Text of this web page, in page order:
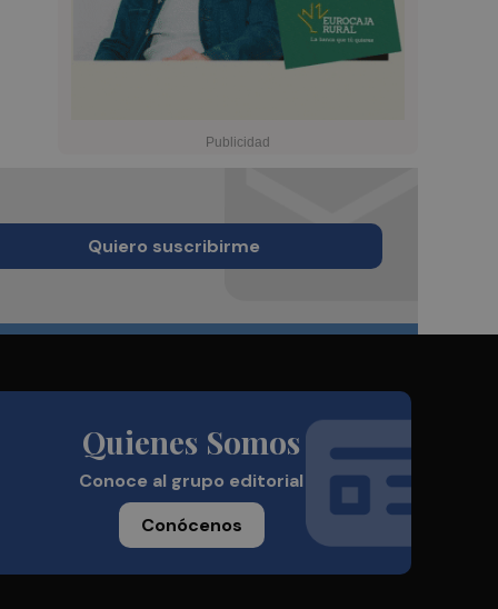
Quiero suscribirme
Quienes Somos
Conoce al grupo editorial
Conócenos